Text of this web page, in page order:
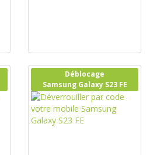
Déblocage
Samsung Galaxy S23 FE